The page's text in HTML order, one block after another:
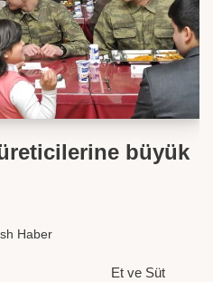
büyük
Haber
Et ve Süt